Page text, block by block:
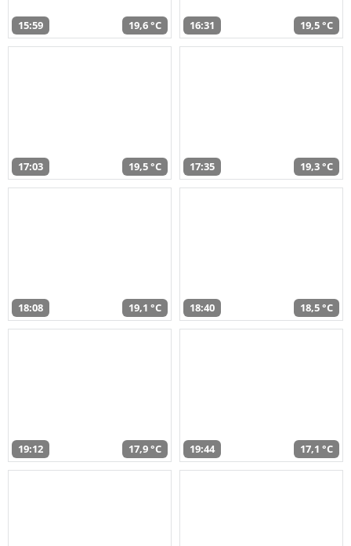
15:59 19,6 °C 16:31 19,5 °C
17:03 19,5 °C 17:35 19,3 °C
18:08 19,1 °C 18:40 18,5 °C
19:12 17,9 °C 19:44 17,1 °C